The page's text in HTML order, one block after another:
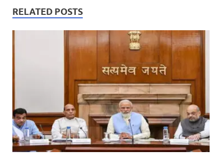
s
A
b
o
er
ie
n
dl
y
dI
n
RELATED POSTS